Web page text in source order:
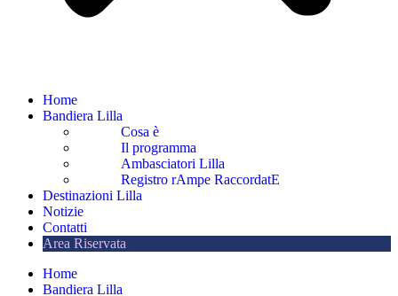
Home
Bandiera Lilla
Cosa è
Il programma
Ambasciatori Lilla
Registro rAmpe RaccordatE
Destinazioni Lilla
Notizie
Contatti
Area Riservata
Home
Bandiera Lilla